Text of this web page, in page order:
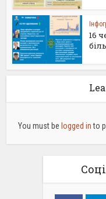
16
You must be logged into